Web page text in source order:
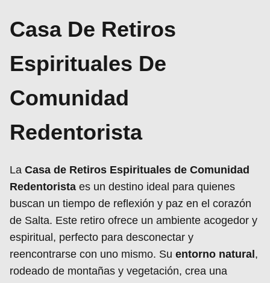
Casa De Retiros
Espirituales De
Comunidad
Redentorista
La Casa de Retiros Espirituales de Comunidad
Redentorista es un destino ideal para quienes
buscan un tiempo de reflexión y paz en el corazón
de Salta. Este retiro ofrece un ambiente acogedor y
espiritual, perfecto para desconectar y
reencontrarse con uno mismo. Su entorno natural,
rodeado de montañas y vegetación, crea una